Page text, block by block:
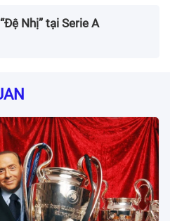
Nhị” tại Serie A